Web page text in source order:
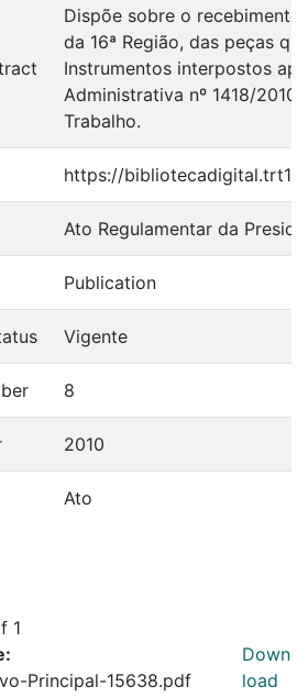
Dispõe sobre o
da 16ª Região, das peças
Instrumentos interpostos
Administrativa nº 1418/
Trabalho.
https://
Ato Regulamentar da
Publication
Vigente
8
2010
Ato
1
Principal-15638.pdf
Down
load